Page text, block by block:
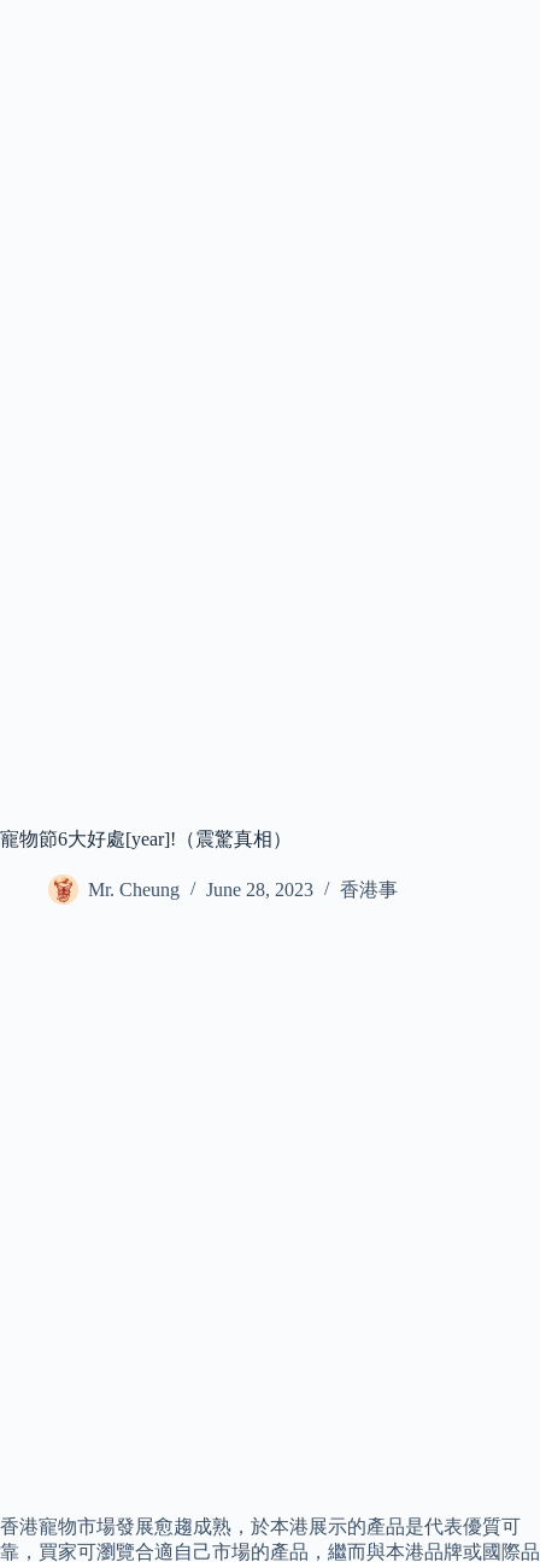
寵物節6大好處[year]!（震驚真相）
Mr. Cheung June 28, 2023 香港事
香港寵物市場發展愈趨成熟，於本港展示的產品是代表優質可
靠，買家可瀏覽合適自己市場的產品，繼而與本港品牌或國際品